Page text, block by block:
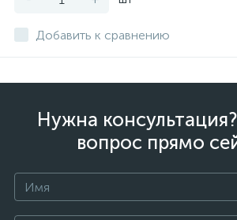
Добавить к сравнению
Нужна
вопрос прямо